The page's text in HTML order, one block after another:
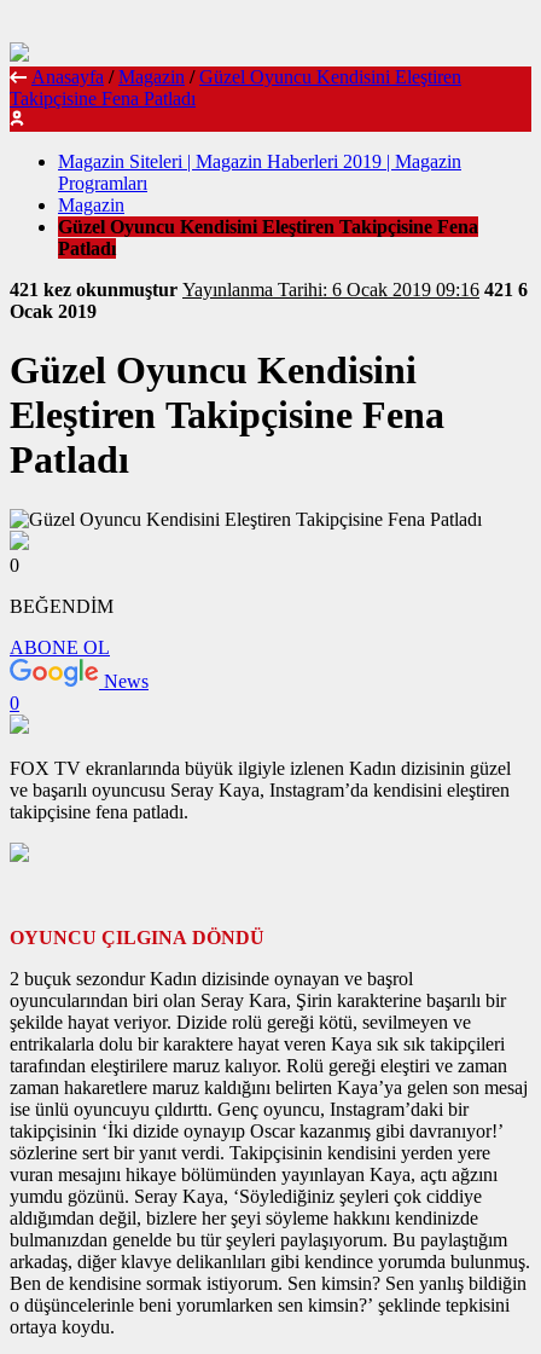
Anasayfa / Magazin / Güzel Oyuncu Kendisini Eleştiren
Takipçisine Fena Patladı
Magazin Siteleri | Magazin Haberleri 2019 | Magazin
Programları
Magazin
Güzel Oyuncu Kendisini Eleştiren Takipçisine Fena
Patladı
421 kez okunmuştur
Yayınlanma Tarihi: 6 Ocak 2019 09:16 421 6
Ocak 2019
Güzel Oyuncu Kendisini
Eleştiren Takipçisine Fena
Patladı
0
BEĞENDİM
ABONE OL
News
0
FOX TV ekranlarında büyük ilgiyle izlenen Kadın dizisinin güzel
ve başarılı oyuncusu Seray Kaya, Instagram’da kendisini eleştiren
takipçisine fena patladı.
OYUNCU ÇILGINA DÖNDÜ
2 buçuk sezondur Kadın dizisinde oynayan ve başrol
oyuncularından biri olan Seray Kara, Şirin karakterine başarılı bir
şekilde hayat veriyor. Dizide rolü gereği kötü, sevilmeyen ve
entrikalarla dolu bir karaktere hayat veren Kaya sık sık takipçileri
tarafından eleştirilere maruz kalıyor. Rolü gereği eleştiri ve zaman
zaman hakaretlere maruz kaldığını belirten Kaya’ya gelen son mesaj
ise ünlü oyuncuyu çıldırttı. Genç oyuncu, Instagram’daki bir
takipçisinin ‘İki dizide oynayıp Oscar kazanmış gibi davranıyor!’
sözlerine sert bir yanıt verdi. Takipçisinin kendisini yerden yere
vuran mesajını hikaye bölümünden yayınlayan Kaya, açtı ağzını
yumdu gözünü. Seray Kaya, ‘Söylediğiniz şeyleri çok ciddiye
aldığımdan değil, bizlere her şeyi söyleme hakkını kendinizde
bulmanızdan genelde bu tür şeyleri paylaşıyorum. Bu paylaştığım
arkadaş, diğer klavye delikanlıları gibi kendince yorumda bulunmuş.
Ben de kendisine sormak istiyorum. Sen kimsin? Sen yanlış bildiğin
o düşüncelerinle beni yorumlarken sen kimsin?’ şeklinde tepkisini
ortaya koydu.